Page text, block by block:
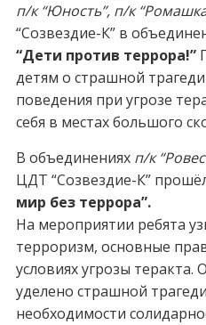
п/к “Юность”, п/к
“Созвездие-К” в
“Дети против террора!”
детям о страшной
поведения при угрозе
себя в местах большого
В объединениях п/к
ЦДТ “Созвездие-К”
мир без террора”.
На мероприятии ребята
терроризм, основные
условиях угрозы
уделено страшной
необходимости